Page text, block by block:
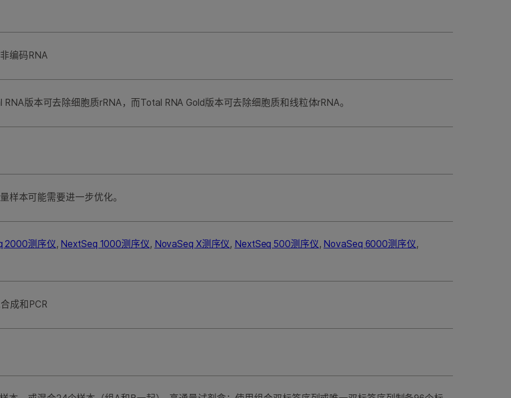
编码RNA
版本可去除细胞质rRNA，而Total RNA Gold版本可去除细胞质和线粒体rRNA。
样本可能需要进一步优化。
2000测序仪, NextSeq 1000测序仪, NovaSeq X测序仪, NextSeq 500测序仪, NovaSeq 6000测序仪,
成和PCR